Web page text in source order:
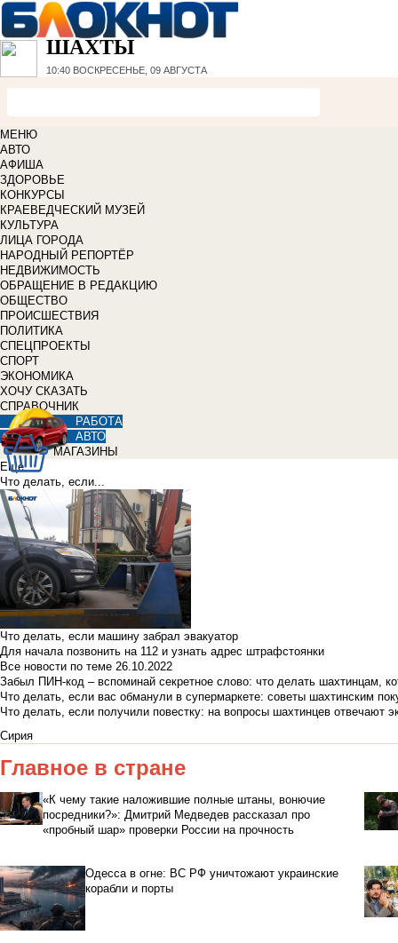
ШАХТЫ
10:40 ВОСКРЕСЕНЬЕ, 09 АВГУСТА
МЕНЮ
АВТО
АФИША
ЗДОРОВЬЕ
КОНКУРСЫ
КРАЕВЕДЧЕСКИЙ МУЗЕЙ
КУЛЬТУРА
ЛИЦА ГОРОДА
НАРОДНЫЙ РЕПОРТЁР
НЕДВИЖИМОСТЬ
ОБРАЩЕНИЕ В РЕДАКЦИЮ
ОБЩЕСТВО
ПРОИСШЕСТВИЯ
ПОЛИТИКА
СПЕЦПРОЕКТЫ
СПОРТ
ЭКОНОМИКА
ХОЧУ СКАЗАТЬ
СПРАВОЧНИК
РАБОТА
АВТО
МАГАЗИНЫ
Еще
Что делать, если...
Что делать, если машину забрал эвакуатор
Для начала позвонить на 112 и узнать адрес штрафстоянки
Все новости по теме 26.10.2022
Забыл ПИН-код – вспоминай секретное слово: что делать шахтинцам,
Что делать, если вас обманули в супермаркете: советы шахтинским
Что делать, если получили повестку: на вопросы шахтинцев отвечают
Сирия
Главное в стране
«К чему такие наложившие полные штаны, вонючие
посредники?»: Дмитрий Медведев рассказал про
«пробный шар» проверки России на прочность
Одесса в огне: ВС РФ уничтожают украинские
корабли и порты